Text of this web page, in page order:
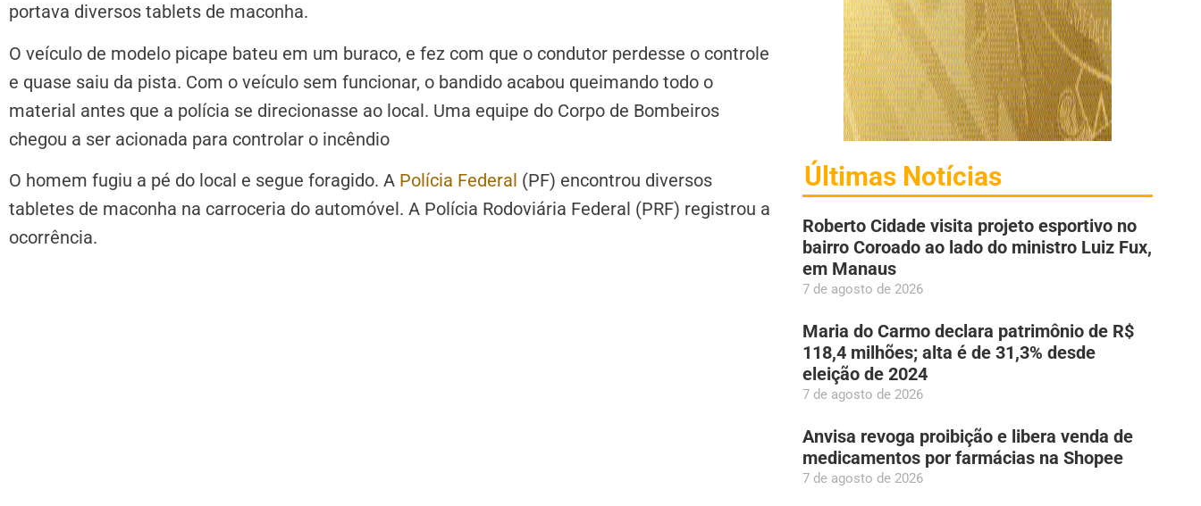
portava diversos tablets de maconha.
O veículo de modelo picape bateu em um buraco, e fez com que o condutor perdesse o controle
e quase saiu da pista. Com o veículo sem funcionar, o bandido acabou queimando todo o
material antes que a polícia se direcionasse ao local. Uma equipe do Corpo de Bombeiros
chegou a ser acionada para controlar o incêndio
O homem fugiu a pé do local e segue foragido. A Polícia Federal (PF) encontrou diversos
tabletes de maconha na carroceria do automóvel. A Polícia Rodoviária Federal (PRF) registrou a
ocorrência.
Últimas Notícias
Roberto Cidade visita projeto esportivo no
bairro Coroado ao lado do ministro Luiz Fux,
em Manaus
7 de agosto de 2026
Maria do Carmo declara patrimônio de R$
118,4 milhões; alta é de 31,3% desde
eleição de 2024
7 de agosto de 2026
Anvisa revoga proibição e libera venda de
medicamentos por farmácias na Shopee
7 de agosto de 2026